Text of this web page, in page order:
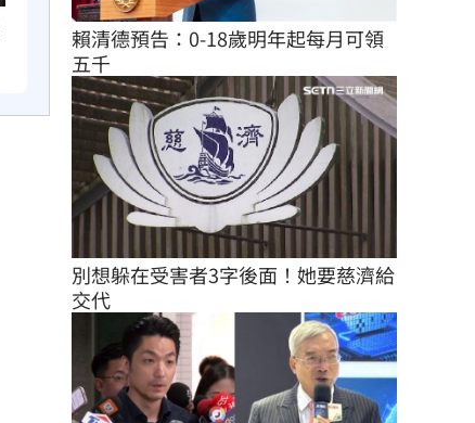
賴清德預告：0-18歲明年起每月可領
五千
別想躲在受害者3字後面！她要慈濟給
交代